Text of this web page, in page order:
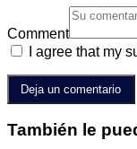
Comment
I agree that my
También le